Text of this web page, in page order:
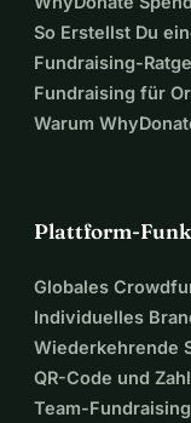
So Erstellst Du
Fundraising-
Fundraising für
Warum
Plattform-
Globales
Individuelles
Wiederkehrende
QR-Code und
Team-Fundraising